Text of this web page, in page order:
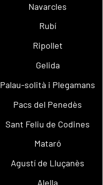
Navarcles
Rubí
Ripollet
Gelida
Palau-solità i Plegamans
Pacs del Penedès
Sant Feliu de Codines
Mataró
Agustí de Lluçanès
Alella